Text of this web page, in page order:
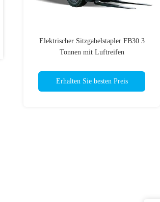
Elektrischer Sitzgabelstapler FB30 3
Tonnen mit Luftreifen
Erhalten Sie besten Preis